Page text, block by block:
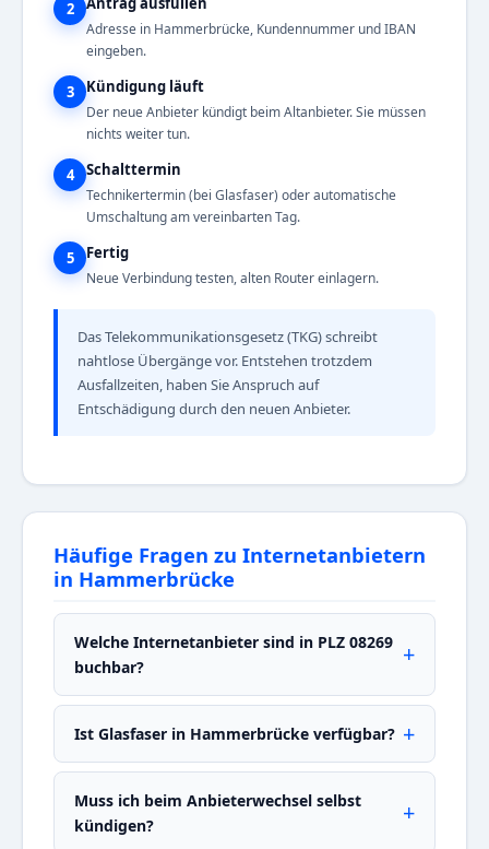
2
Adresse in Hammerbrücke, Kundennummer und IBAN
eingeben.
3 Kündigung läuft
Der neue Anbieter kündigt beim Altanbieter. Sie müssen
nichts weiter tun.
4 Schalttermin
Technikertermin (bei Glasfaser) oder automatische
Umschaltung am vereinbarten Tag.
5 Fertig
Neue Verbindung testen, alten Router einlagern.
Das Telekommunikationsgesetz (TKG) schreibt
nahtlose Übergänge vor. Entstehen trotzdem
Ausfallzeiten, haben Sie Anspruch auf
Entschädigung durch den neuen Anbieter.
Häufige Fragen zu Internetanbietern
in Hammerbrücke
Welche Internetanbieter sind in PLZ 08269
buchbar?
Ist Glasfaser in Hammerbrücke verfügbar?
Muss ich beim Anbieterwechsel selbst
kündigen?